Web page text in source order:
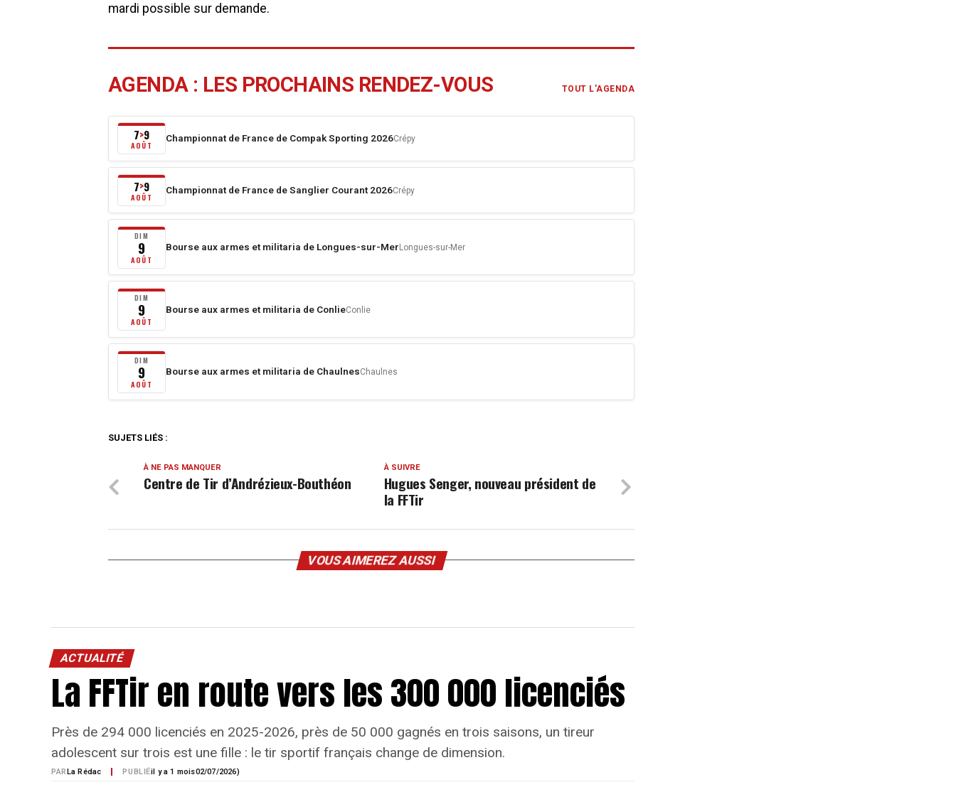
mardi possible sur demande.
AGENDA : LES PROCHAINS RENDEZ-VOUS TOUT L'AGENDA
7
août
2026
au
9
2026
7>9
AOÛT
Championnat de France de Compak Sporting 2026Crépy
7
août
2026
au
9
août
2026
7>9
AOÛT
Championnat de France de Sanglier Courant 2026Crépy
dimanche
9
août
2026
DIM
9
AOÛT
Bourse aux armes et militaria de Longues-sur-Mer Longues-sur-Mer
dimanche
9
août
2026
DIM
9
AOÛT
Bourse aux armes et militaria de ConlieConlie
dimanche
9
DIM
9
AOÛT
Bourse aux armes et militaria de ChaulnesChaulnes
SUJETS LIÉS :
À SUIVRE
Hugues Senger, nouveau président de
la FFTir
À NE PAS MANQUER
Centre de Tir d’Andrézieux-Bouthéon
VOUS AIMEREZ AUSSI
ACTUALITÉ
La FFTir en route vers les 300 000 licenciés
Près de 294 000 licenciés en 2025-2026, près de 50 000 gagnés en trois saisons, un tireur
adolescent sur trois est une fille : le tir sportif français change de dimension.
PUBLIÉil y a 1 mois02/07/2026)
PARLa Rédac